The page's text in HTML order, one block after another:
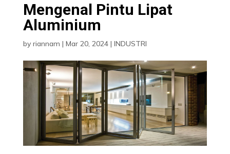
Mengenal Pintu Lipat
Aluminium
by riannam | Mar 20, 2024| INDUSTRI